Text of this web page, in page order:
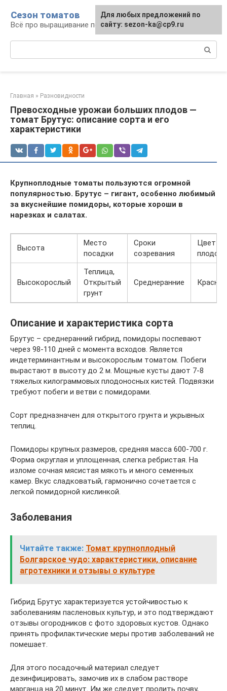
контенту
Сезон томатов
Всё про выращивание помидоров
Главная » Разновидности
Превосходные урожаи больших плодов —
томат Брутус: описание сорта и его
характеристики
Крупноплодные томаты пользуются огромной
популярностью. Брутус – гигант, особенно любимый
за вкуснейшие помидоры, которые хороши в
нарезках и салатах.
Высота
Место
посадки
Сроки
созревания
Цвет
плодов
Высокорослый
Теплица,
Открытый
грунт
Среднеранние
Описание и характеристика сорта
Брутус – среднеранний гибрид, помидоры поспевают
через 98-110 дней с момента всходов. Является
индетерминантным и высокорослым томатом. Побеги
вырастают в высоту до 2 м. Мощные кусты дают 7-8
тяжелых килограммовых плодоносных кистей. Подвязки
требуют побеги и ветви с помидорами.
Сорт предназначен для открытого грунта и укрывных
теплиц.
Помидоры крупных размеров, средняя масса 600-700 г.
Форма округлая и уплощенная, слегка ребристая. На
изломе сочная мясистая мякоть и много семенных
камер. Вкус сладковатый, гармонично сочетается с
легкой помидорной кислинкой.
Заболевания
Читайте также: Томат крупноплодный
Болгарское чудо: характеристики, описание
агротехники и отзывы о культуре
Гибрид Брутус характеризуется устойчивостью к
заболеваниям пасленовых культур, и это подтверждают
отзывы огородников с фото здоровых кустов. Однако
принять профилактические меры против заболеваний не
помешает.
Для этого посадочный материал следует
дезинфицировать, замочив их в слабом растворе
марганца на 20 минут. Им же следует пролить почву,
Для любых предложений по
сайту: sezon-ka@cp9.ru